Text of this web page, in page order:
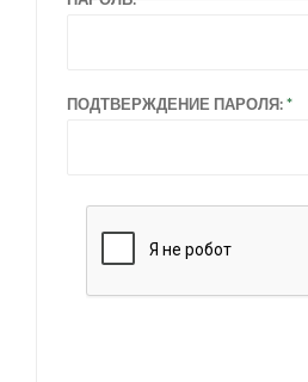
ПОДТВЕРЖДЕНИЕ ПАРОЛЯ: